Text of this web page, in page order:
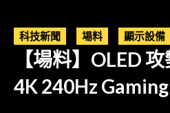
科技新聞 場料 顯示設備
【場料】OLED
4K 240Hz